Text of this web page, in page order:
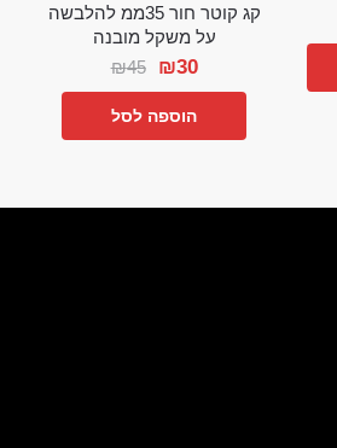
קג קוטר חור 35ממ להלבשה
על משקל מובנה
₪45 ₪30
הוספה לסל